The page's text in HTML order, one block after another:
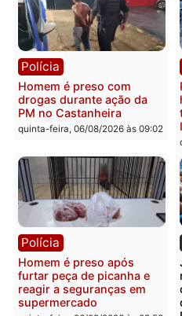
Polícia
Policiais militares
recuperam moto furtada e
prendem trio na zona
Leste
quinta-feira, 06/08/2026 às 09:28
Polícia
Homem é esfaqueado no
tórax durante briga com
vizinho no bairro Ulysses